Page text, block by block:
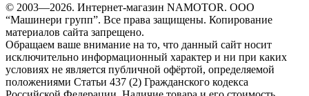
© 2003—2026. Интернет-магазин NAMOTOR. ООО
“Машинери групп”. Все права защищены. Копирование
материалов сайта запрещено.
Обращаем ваше внимание на то, что данный сайт носит
исключительно информационный характер и ни при каких
условиях не является публичной офёртой, определяемой
положениями Статьи 437 (2) Гражданского кодекса